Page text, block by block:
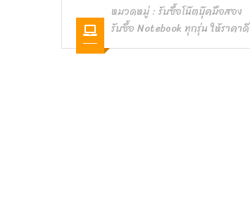
หมวดหมู่ : รับซื้อโน๊ตบุ๊คมือสอง
รับซื้อ Notebook ทุกรุ่น ให้ราคาดี